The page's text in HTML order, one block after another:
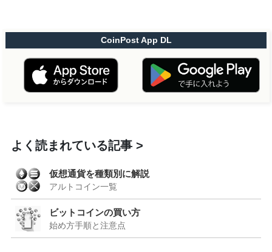
CoinPost App DL
よく読まれている記事
仮想通貨を種類別に解説
アルトコイン一覧
ビットコインの買い方
始め方手順と注意点